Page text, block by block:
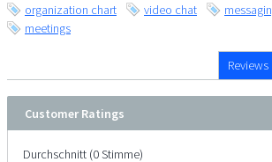
organization chart
video chat
meetings
Reviews
Customer Ratings
Durchschnitt (0 Stimme)